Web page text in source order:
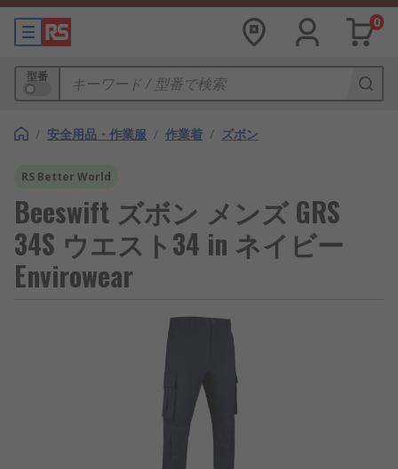
0
型番
/ 安全用品・作業服 / 作業着 / ズボン
RS Better World
Beeswift ズボン メンズ GRS
34S ウエスト34 in ネイビー
Envirowear